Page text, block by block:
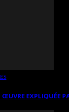
ŒUVRE EXPLIQUÉE